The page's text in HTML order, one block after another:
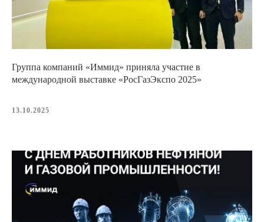
Группа компаний «Иммид» приняла участие в
международной выставке «РосГазЭкспо 2025»
13.10.2025